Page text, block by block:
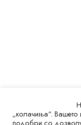
Нашата
„колачиња“. Вашето
подобри со